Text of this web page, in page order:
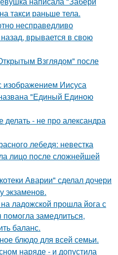
такси раньше тела.
несправедливо
врывается в свою
Взглядом" после
изображением Иисуса
"Единый Единою
делать - не про александра
лебедя: невестка
лицо после сложнейшей
Аварии" сделал дочери
экзаменов.
ладожской прошла йога с
помогла замедлиться,
баланс.
блюдо для всей семьи.
наряде - и допустила